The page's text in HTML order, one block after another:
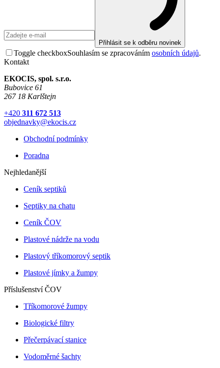
Přihlásit se k odběru novinek
Toggle checkboxSouhlasím se zpracováním osobních údajů.
Kontakt
EKOCIS, spol. s.r.o.
Bubovice 61
267 18 Karlštejn
+420 311 672 513
objednavky@ekocis.cz
Obchodní podmínky
Poradna
Nejhledanější
Ceník septiků
Septiky na chatu
Ceník ČOV
Plastové nádrže na vodu
Plastový tříkomorový septik
Plastové jímky a žumpy
Příslušenství ČOV
Tříkomorové žumpy
Biologické filtry
Přečerpávací stanice
Vodoměrné šachty